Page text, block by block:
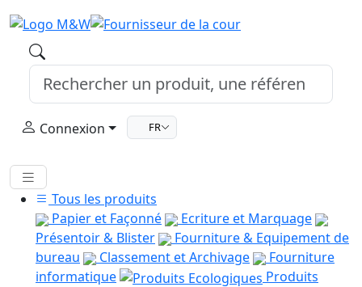
Connexion FR
Tous les produits
Papier et Façonné
Ecriture et Marquage
Présentoir & Blister
Fourniture & Equipement de
bureau
Classement et Archivage
Fourniture
informatique
Produits